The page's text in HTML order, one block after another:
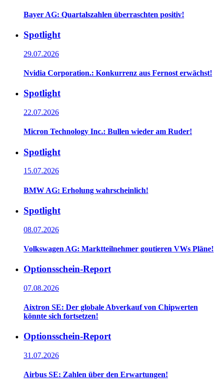
Bayer AG: Quartalszahlen überraschten positiv!
Spotlight
29.07.2026
Nvidia Corporation.: Konkurrenz aus Fernost erwächst!
Spotlight
22.07.2026
Micron Technology Inc.: Bullen wieder am Ruder!
Spotlight
15.07.2026
BMW AG: Erholung wahrscheinlich!
Spotlight
08.07.2026
Volkswagen AG: Marktteilnehmer goutieren VWs Pläne!
Optionsschein-Report
07.08.2026
Aixtron SE: Der globale Abverkauf von Chipwerten
könnte sich fortsetzen!
Optionsschein-Report
31.07.2026
Airbus SE: Zahlen über den Erwartungen!